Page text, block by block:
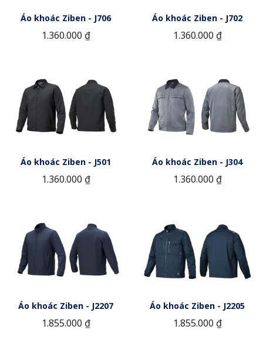
Áo khoác Ziben - J706
1.360.000 ₫
Áo khoác Ziben - J702
1.360.000 ₫
Áo khoác Ziben - J501
1.360.000 ₫
Áo khoác Ziben - J304
1.360.000 ₫
Áo khoác Ziben - J2207
1.855.000 ₫
Áo khoác Ziben - J2205
1.855.000 ₫